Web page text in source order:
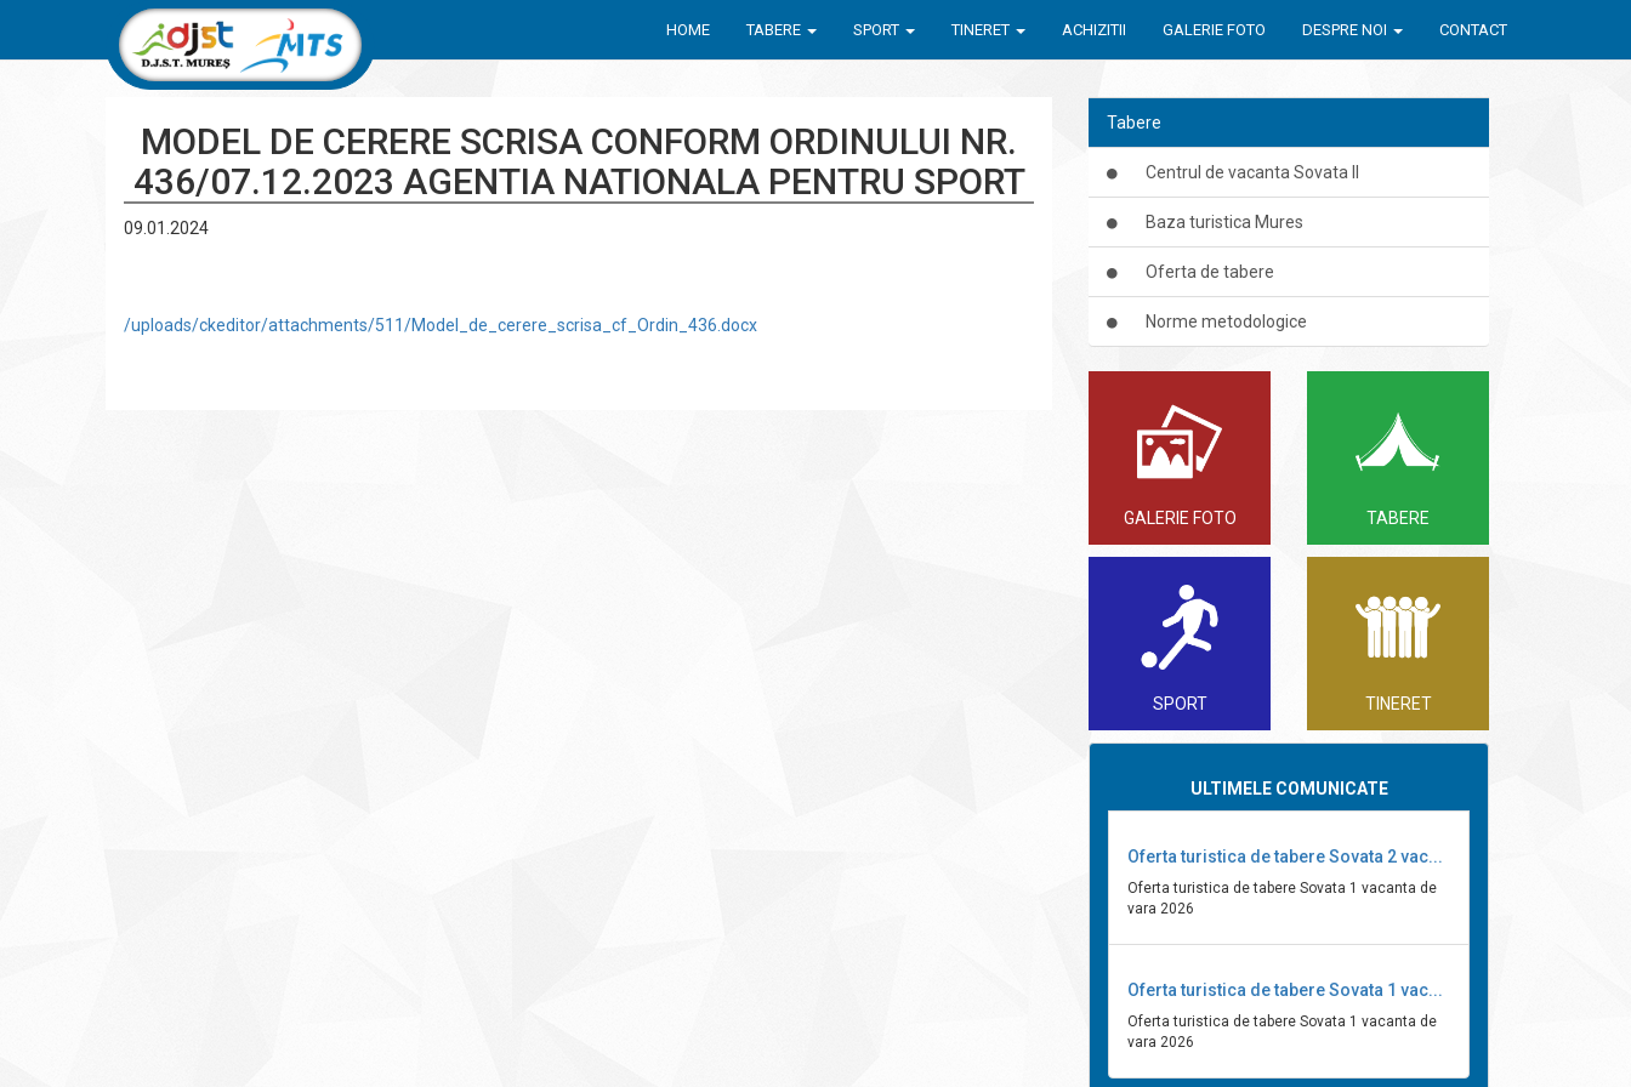
HOME TABERE SPORT TINERET ACHIZITII GALERIE FOTO DESPRE NOI CONTACT
MODEL DE CERERE SCRISA CONFORM ORDINULUI NR.
436/07.12.2023 AGENTIA NATIONALA PENTRU SPORT
09.01.2024
/uploads/ckeditor/attachments/511/Model_de_cerere_scrisa_cf_Ordin_436.docx
Tabere
Centrul de vacanta Sovata II
Baza turistica Mures
Oferta de tabere
Norme metodologice
GALERIE FOTO TABERE
SPORT TINERET
ULTIMELE COMUNICATE
Oferta turistica de tabere Sovata 2 vac...
Oferta turistica de tabere Sovata 1 vacanta de
vara 2026
Oferta turistica de tabere Sovata 1 vac...
Oferta turistica de tabere Sovata 1 vacanta de
vara 2026